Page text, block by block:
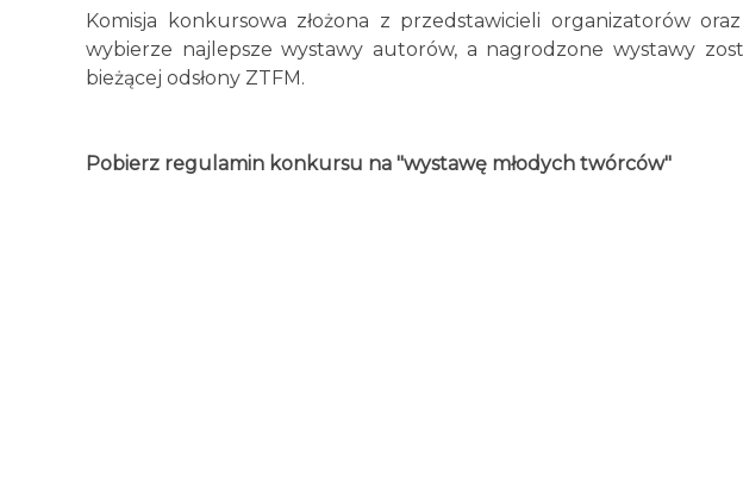
Komisja konkursowa złożona z przedstawicieli organizatorów
wybierze najlepsze wystawy autorów, a nagrodzone wystawy
bieżącej odsłony ZTFM.
Pobierz regulamin konkursu na "wystawę młodych twórców"